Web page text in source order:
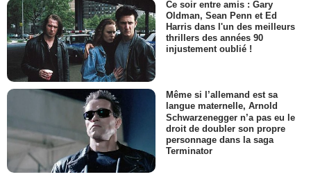
Ce soir entre amis : Gary
Oldman, Sean Penn et Ed
Harris dans l'un des meilleurs
thrillers des années 90
injustement oublié !
Même si l’allemand est sa
langue maternelle, Arnold
Schwarzenegger n’a pas eu le
droit de doubler son propre
personnage dans la saga
Terminator